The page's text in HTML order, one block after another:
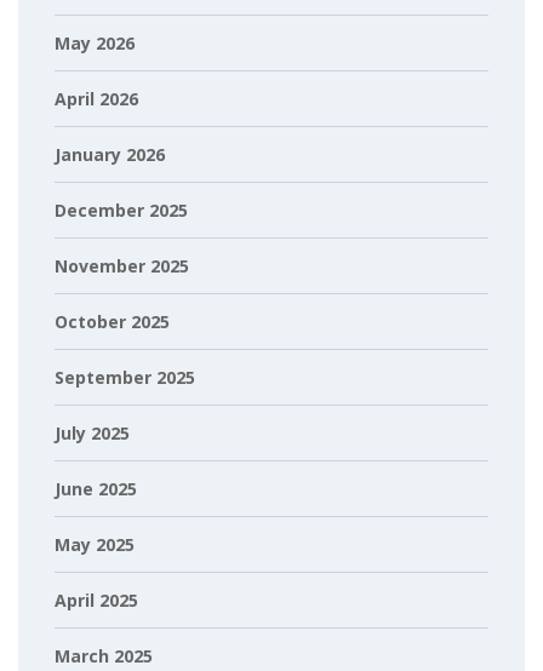
May 2026
April 2026
January 2026
December 2025
November 2025
October 2025
September 2025
July 2025
June 2025
May 2025
April 2025
March 2025